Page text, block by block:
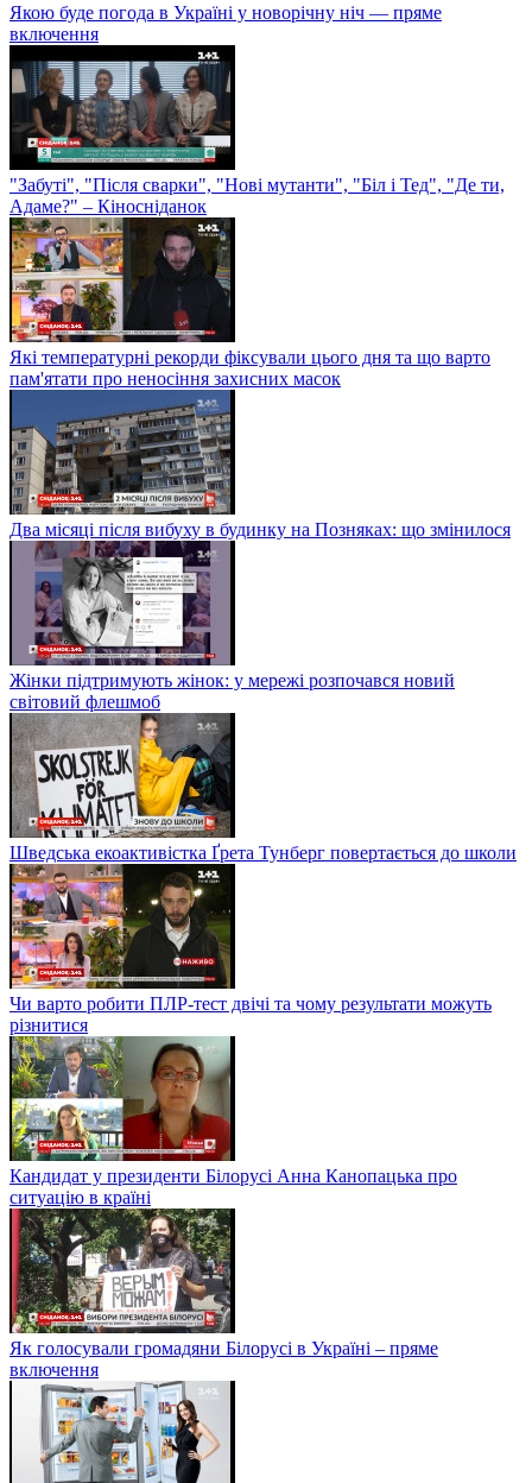
Якою буде погода в Україні у новорічну ніч — пряме
включення
"Забуті", "Після сварки", "Нові мутанти", "Біл і Тед", "Де ти,
Адаме?" – Кіносніданок
Які температурні рекорди фіксували цього дня та що варто
пам'ятати про неносіння захисних масок
Два місяці після вибуху в будинку на Позняках: що змінилося
Жінки підтримують жінок: у мережі розпочався новий
світовий флешмоб
Шведська екоактивістка Ґрета Тунберг повертається до школи
Чи варто робити ПЛР-тест двічі та чому результати можуть
різнитися
Кандидат у президенти Білорусі Анна Канопацька про
ситуацію в країні
Як голосували громадяни Білорусі в Україні – пряме
включення